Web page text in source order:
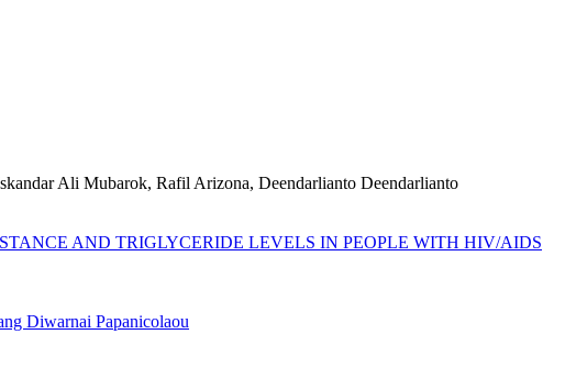
Ali Mubarok, Rafil Arizona, Deendarlianto Deendarlianto
AND TRIGLYCERIDE LEVELS IN PEOPLE WITH HIV/AIDS
Diwarnai Papanicolaou